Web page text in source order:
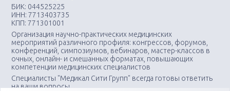
БИК: 044525225
ИНН: 7713403735
КПП: 771301001
Организация научно-практических медицинских
мероприятий различного профиля: конгрессов, форумов,
конференций, симпозиумов, вебинаров, мастер-классов в
очных, онлайн- и смешанных форматах, повышающих
компетенции медицинских специалистов
Специалисты "Медикал Сити Групп" всегда готовы ответить
на ваши вопросы